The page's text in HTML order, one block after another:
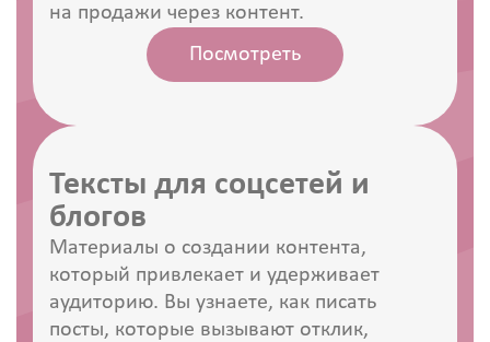
на продажи через контент.
Посмотреть
Тексты для соцсетей и
блогов
Материалы о создании контента,
который привлекает и удерживает
аудиторию. Вы узнаете, как писать
посты, которые вызывают отклик,